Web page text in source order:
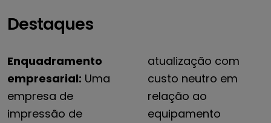
Destaques
Enquadramento
empresarial: Uma
empresa de
impressão de
atualização com
custo neutro em
relação ao
equipamento